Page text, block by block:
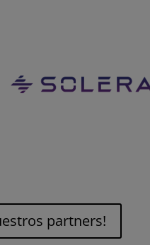
partners!